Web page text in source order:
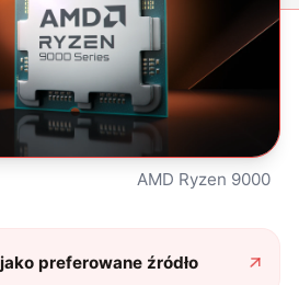
AMD Ryzen 9000
jako preferowane źródło